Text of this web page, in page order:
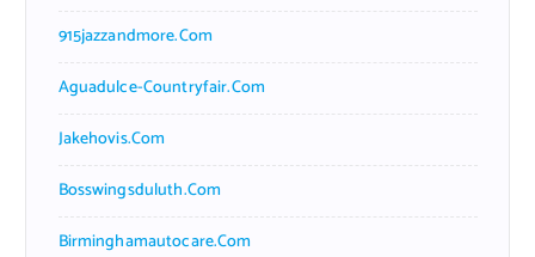
915jazzandmore.com
Aguadulce-Countryfair.com
Jakehovis.com
Bosswingsduluth.com
Birminghamautocare.com